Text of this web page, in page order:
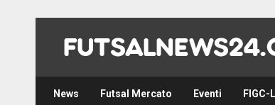
content
News Futsal Mercato Eventi FIGC-